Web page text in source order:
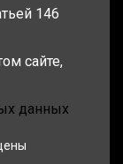
146
сайте,
данных